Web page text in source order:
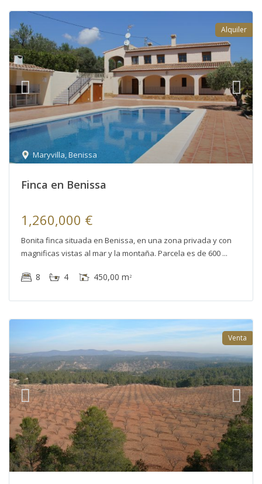
Maryvilla,Benissa
Alquiler
Finca en Benissa
1,260,000 €
Bonita finca situada en Benissa, en una zona privada y con
magnificas vistas al mar y la montaña. Parcela es de 600
8 4 450,00 m2
Venta